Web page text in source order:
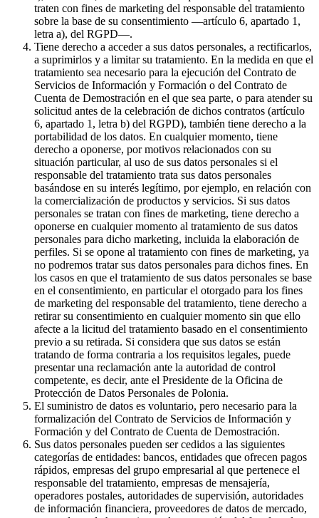
traten con fines de marketing del responsable del tratamiento
sobre la base de su consentimiento —artículo 6, apartado 1,
letra a), del RGPD—.
Tiene derecho a acceder a sus datos personales, a rectificarlos,
a suprimirlos y a limitar su tratamiento. En la medida en que el
tratamiento sea necesario para la ejecución del Contrato de
Servicios de Información y Formación o del Contrato de
Cuenta de Demostración en el que sea parte, o para atender su
solicitud antes de la celebración de dichos contratos (artículo
6, apartado 1, letra b) del RGPD), también tiene derecho a la
portabilidad de los datos. En cualquier momento, tiene
derecho a oponerse, por motivos relacionados con su
situación particular, al uso de sus datos personales si el
responsable del tratamiento trata sus datos personales
basándose en su interés legítimo, por ejemplo, en relación con
la comercialización de productos y servicios. Si sus datos
personales se tratan con fines de marketing, tiene derecho a
oponerse en cualquier momento al tratamiento de sus datos
personales para dicho marketing, incluida la elaboración de
perfiles. Si se opone al tratamiento con fines de marketing, ya
no podremos tratar sus datos personales para dichos fines. En
los casos en que el tratamiento de sus datos personales se base
en el consentimiento, en particular el otorgado para los fines
de marketing del responsable del tratamiento, tiene derecho a
retirar su consentimiento en cualquier momento sin que ello
afecte a la licitud del tratamiento basado en el consentimiento
previo a su retirada. Si considera que sus datos se están
tratando de forma contraria a los requisitos legales, puede
presentar una reclamación ante la autoridad de control
competente, es decir, ante el Presidente de la Oficina de
Protección de Datos Personales de Polonia.
El suministro de datos es voluntario, pero necesario para la
formalización del Contrato de Servicios de Información y
Formación y del Contrato de Cuenta de Demostración.
Sus datos personales pueden ser cedidos a las siguientes
categorías de entidades: bancos, entidades que ofrecen pagos
rápidos, empresas del grupo empresarial al que pertenece el
responsable del tratamiento, empresas de mensajería,
operadores postales, autoridades de supervisión, autoridades
de información financiera, proveedores de datos de mercado,